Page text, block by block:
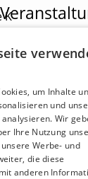
K
Cauteren,
DANZA
Castoro,
Katharina
um Inhalte
und
Wir
Ihre Nutzung
Werbe- und
die diese
anderen